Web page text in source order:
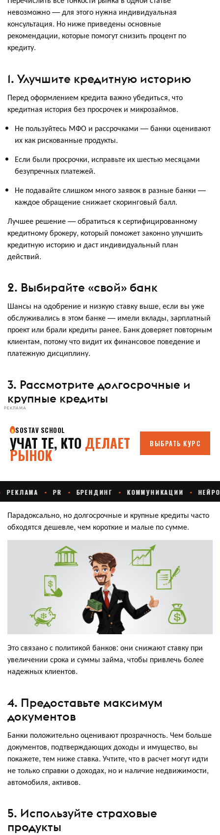
невозможно — для этого нужна индивидуальная
консультация. Но ниже приведены основные
рекомендации, которые помогут снизить процент по
кредиту.
1. Улучшите кредитную историю
Перед оформлением кредита важно убедиться, что
кредитная история без просрочек и микрозаймов.
Не пользуйтесь МФО и рассрочками — банки оценивают
их как рискованные продукты.
Если были просрочки, исправьте их шестью месяцами
безупречных платежей.
Не подавайте слишком много заявок в разные банки —
каждое обращение снижает скоринговый балл.
Лучшее решение — обратиться к сертифицированному
кредитному брокеру, который поможет законно улучшить
кредитную историю и даст индивидуальный план
действий.
2. Выбирайте «свой» банк
Шансы на одобрение и низкую ставку выше, если вы уже
обслуживались в этом банке — имели вклады, зарплатный
проект или брали кредиты ранее. Банк доверяет повторным
клиентам, потому что видит их финансовое поведение и
платежную дисциплину.
3. Рассмотрите долгосрочные и
крупные кредиты
РЕКЛАМА
Парадоксально, но долгосрочные и крупные кредиты часто
обходятся дешевле, чем короткие и малые по сумме.
Это связано с политикой банков: они снижают ставку при
увеличении срока и суммы займа, чтобы привлечь более
надежных клиентов.
4. Предоставьте максимум
документов
Банки положительно оценивают прозрачность. Чем больше
документов, подтверждающих доходы и имущество, вы
покажете, тем ниже ставка. Учтите, что в расчет могут идти
не только справки о доходах, но и наличие недвижимости,
автомобиля, активов.
5. Используйте страховые
продукты